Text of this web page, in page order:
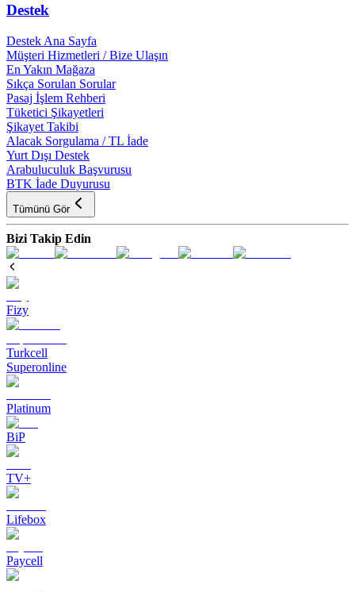
Destek
Destek Ana Sayfa
Müşteri Hizmetleri / Bize Ulaşın
En Yakın Mağaza
Sıkça Sorulan Sorular
Pasaj İşlem Rehberi
Tüketici Şikayetleri
Şikayet Takibi
Alacak Sorgulama / TL İade
Yurt Dışı Destek
Arabuluculuk Başvurusu
BTK İade Duyurusu
Tümünü Gör
Bizi Takip Edin
Fizy
Turkcell
Superonline
Platinum
BiP
TV+
Lifebox
Paycell